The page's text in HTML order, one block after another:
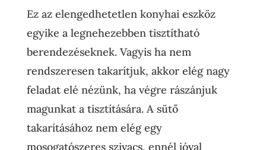
Ez az elengedhetetlen konyhai eszköz
egyike a legnehezebben tisztítható
berendezéseknek. Vagyis ha nem
rendszeresen takarítjuk, akkor elég nagy
feladat elé nézünk, ha végre rászánjuk
magunkat a tisztítására. A sütő
takarításához nem elég egy
mosogatószeres szivacs, ennél jóval